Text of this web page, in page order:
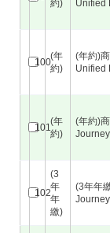
約)
Unified
100
(年
約)
(年約)
Unified
101
(年
約)
(年約)
102
(3
年
年
繳)
(3年年